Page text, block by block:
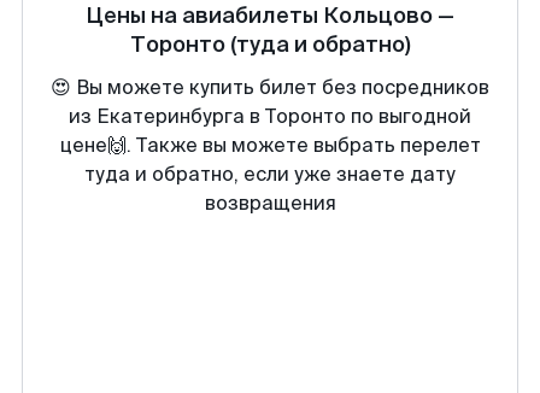
Цены на авиабилеты Кольцово —
Торонто (туда и обратно)
😍 Вы можете купить билет без посредников
из Екатеринбурга в Торонто по выгодной
цене🙌. Также вы можете выбрать перелет
туда и обратно, если уже знаете дату
возвращения